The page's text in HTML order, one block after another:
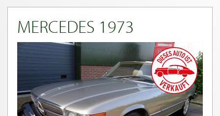
MERCEDES 1973